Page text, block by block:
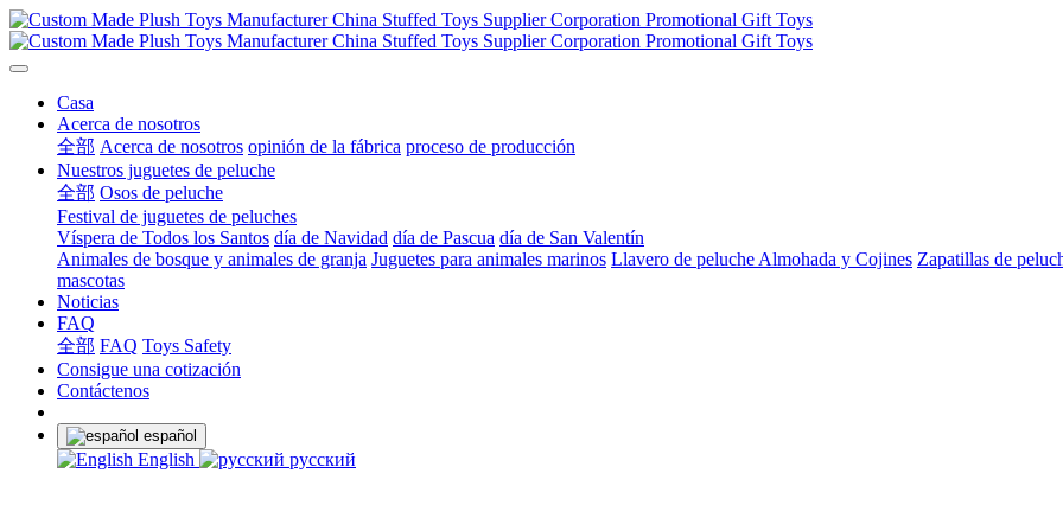
Casa
Acerca de nosotros
全部 Acerca de nosotros opinión de la fábrica proceso de producción
Nuestros juguetes de peluche
全部 Osos de peluche
Festival de juguetes de peluches
Víspera de Todos los Santos día de Navidad día de Pascua día de San Valentín
Animales de bosque y animales de granja Juguetes para animales marinos Llavero de peluche Almohada y Cojines Zapatillas de
mascotas
Noticias
FAQ
全部 FAQ Toys Safety
Consigue una cotización
Contáctenos
español
English русский